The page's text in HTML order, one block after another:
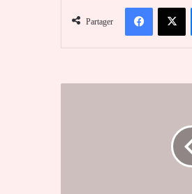
Partager
FacebookX